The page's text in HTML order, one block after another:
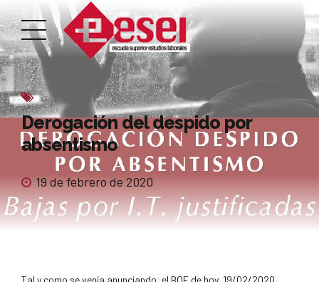
Derogación del despido por
absentismo
19 de febrero de 2020